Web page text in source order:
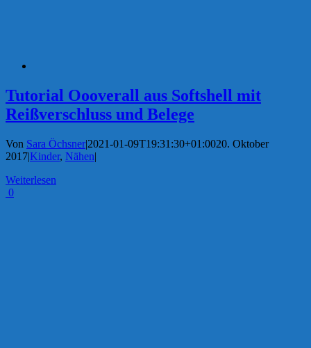
Tutorial Oooverall aus Softshell mit
Reißverschluss und Belege
Von Sara Öchsner|2021-01-09T19:31:30+01:0020. Oktober
2017|Kinder, Nähen|
Weiterlesen
0